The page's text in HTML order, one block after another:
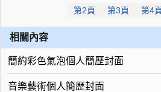
第2頁 第3頁 第4
相關內容
簡約彩色氣泡個人簡歷封面
音樂藝術個人簡歷封面